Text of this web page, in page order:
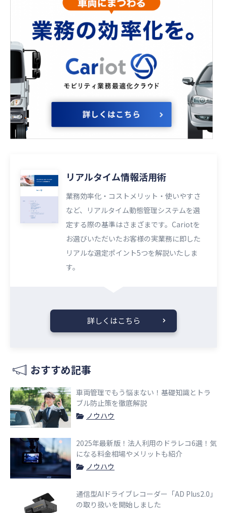
リアルタイム情報活用術
業務効率化・コストメリット・使いやすさ
など、リアルタイム動態管理システムを選
定する際の基準はさまざまです。Cariotを
お選びいただいたお客様の実業務に即した
リアルな選定ポイント5つを解説いたしま
す。
詳しくはこちら
おすすめ記事
車両管理でもう悩まない！基礎知識とトラ
ブル防止策を徹底解説
ノウハウ
2025年最新版！法人利用のドラレコ6選！気
になる料金相場やメリットも紹介
ノウハウ
通信型AIドライブレコーダー「AD Plus2.0」
の取り扱いを開始しました